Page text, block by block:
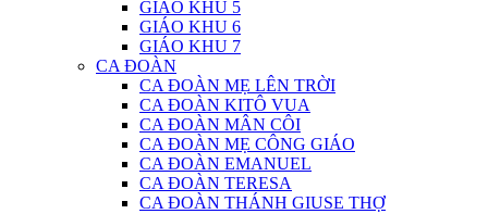
GIÁO KHU 5
GIÁO KHU 6
GIÁO KHU 7
CA ĐOÀN
CA ĐOÀN MẸ LÊN TRỜI
CA ĐOÀN KITÔ VUA
CA ĐOÀN MÂN CÔI
CA ĐOÀN MẸ CÔNG GIÁO
CA ĐOÀN EMANUEL
CA ĐOÀN TERESA
CA ĐOÀN THÁNH GIUSE THỢ